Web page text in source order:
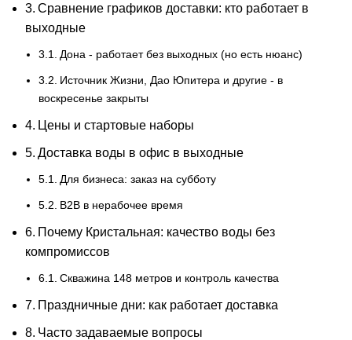
Сравнение графиков доставки: кто работает в
выходные
Дона - работает без выходных (но есть нюанс)
Источник Жизни, Дао Юпитера и другие - в
воскресенье закрыты
Цены и стартовые наборы
Доставка воды в офис в выходные
Для бизнеса: заказ на субботу
B2B в нерабочее время
Почему Кристальная: качество воды без
компромиссов
Скважина 148 метров и контроль качества
Праздничные дни: как работает доставка
Часто задаваемые вопросы